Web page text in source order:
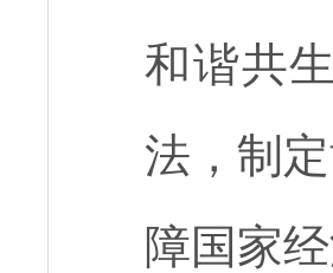
和谐共
法，制
障国家